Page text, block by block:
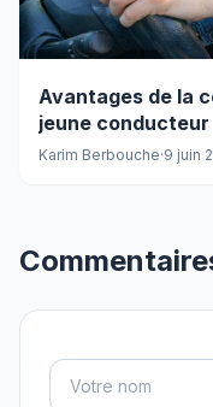
Avantages de la
jeune conducteur
Karim Berbouche·9 juin